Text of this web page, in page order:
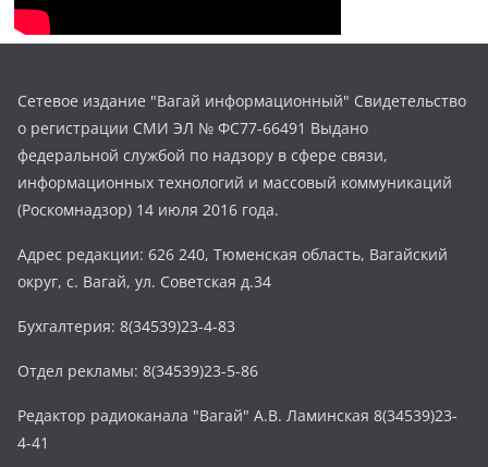
Сетевое издание "Вагай информационный" Свидетельство
о регистрации СМИ ЭЛ № ФС77-66491 Выдано
федеральной службой по надзору в сфере связи,
информационных технологий и массовый коммуникаций
(Роскомнадзор) 14 июля 2016 года.
Адрес редакции: 626 240, Тюменская область, Вагайский
округ, с. Вагай, ул. Советская д.34
Бухгалтерия: 8(34539)23-4-83
Отдел рекламы: 8(34539)23-5-86
Редактор радиоканала "Вагай" А.В. Ламинская 8(34539)23-
4-41